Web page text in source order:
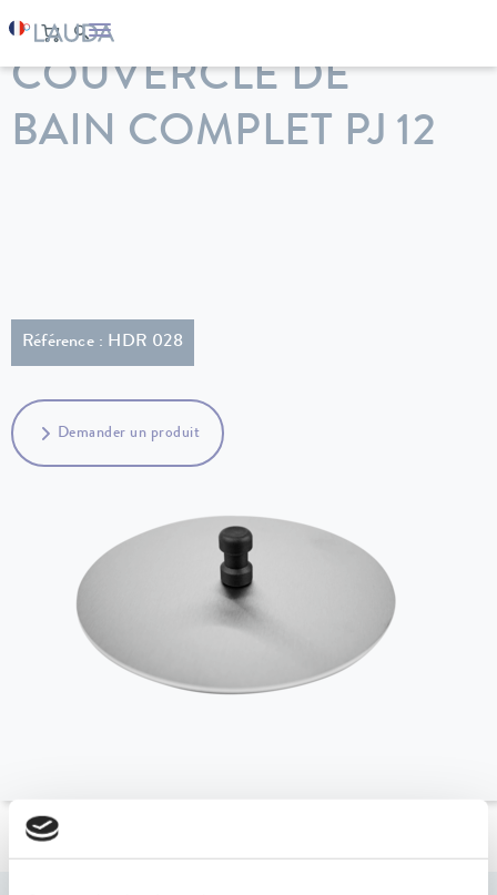
LAUDA Appareils de thermorégulation
COUVERCLE DE
BAIN COMPLET PJ 12
Référence : HDR 028
Demander un produit
Vers l'aperçu des accessoires